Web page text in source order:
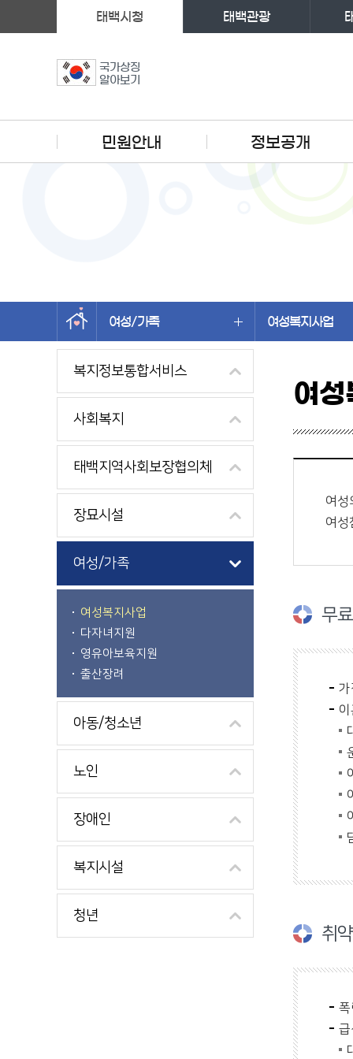
국가상징
알아보기
태백시청 태백관광
민원안내 정보공개
여성/가족 여성복지사업
왼쪽메뉴
복지정보통합서비스
사회복지
태백지역사회보장협의체
장묘시설
여성/가족
여성복지사업
다자녀지원
영유아보육지원
출산장려
아동/청소년
노인
장애인
복지시설
청년
여성
여성
여성
무
가
취
폭
급